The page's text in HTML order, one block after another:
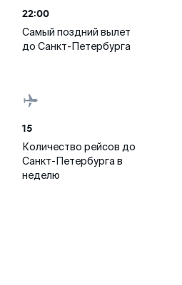
22:00
Самый поздний вылет
до Санкт-Петербурга
15
Количество рейсов до
Санкт-Петербурга в
неделю